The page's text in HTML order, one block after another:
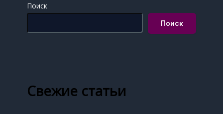
Поиск
Поиск
Свежие статьи